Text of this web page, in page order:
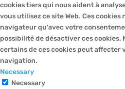
cookies tiers qui nous aident à
vous utilisez ce site Web. Ces
navigateur qu'avec votre
possibilité de désactiver ces cookies.
certains de ces cookies peut affecter
navigation.
Necessary
Necessary